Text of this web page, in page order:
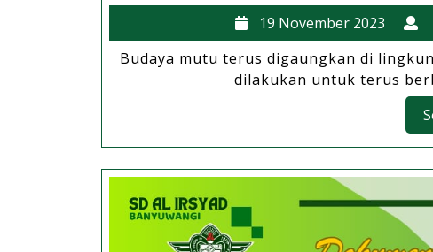
19 November 2023
19
2023
Budaya mutu terus digaungkan di
dilakukan untuk terus